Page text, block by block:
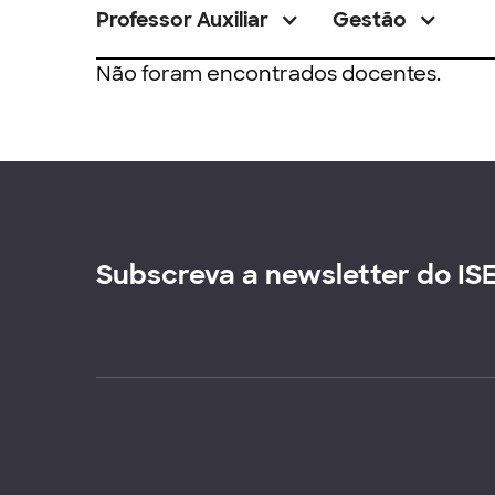
Professor Auxiliar Gestão
Não foram encontrados docentes.
Subscreva a newsletter do